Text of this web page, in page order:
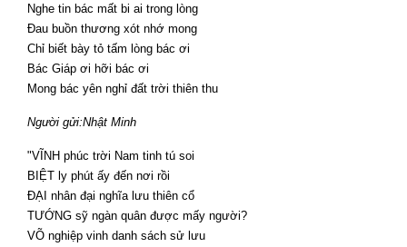
Nghe tin bác mất bi ai trong lòng
Đau buồn thương xót nhớ mong
Chỉ biết bày tỏ tấm lòng bác ơi
Bác Giáp ơi hỡi bác ơi
Mong bác yên nghỉ đất trời thiên thu
Người gửi:Nhật Minh
"VĨNH phúc trời Nam tinh tú soi
BIỆT ly phút ấy đến nơi rồi
ĐẠI nhân đại nghĩa lưu thiên cổ
TƯỚNG sỹ ngàn quân được mấy người?
VÕ nghiệp vinh danh sách sử lưu